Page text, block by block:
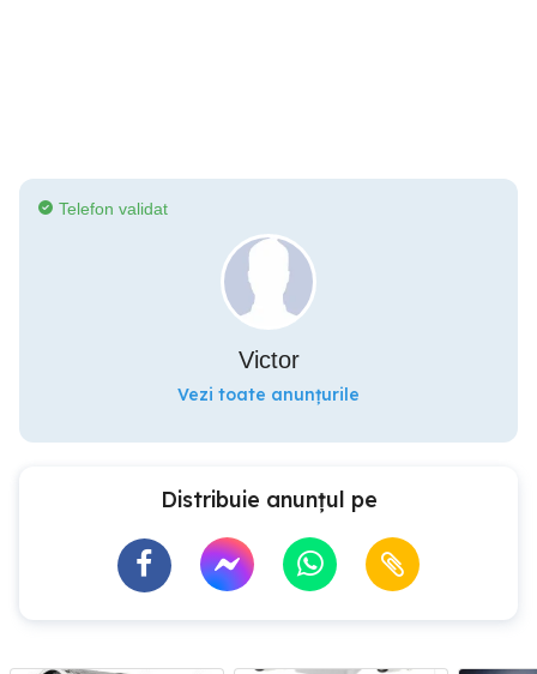
Telefon validat
Victor
Vezi toate anunțurile
Distribuie anunțul pe